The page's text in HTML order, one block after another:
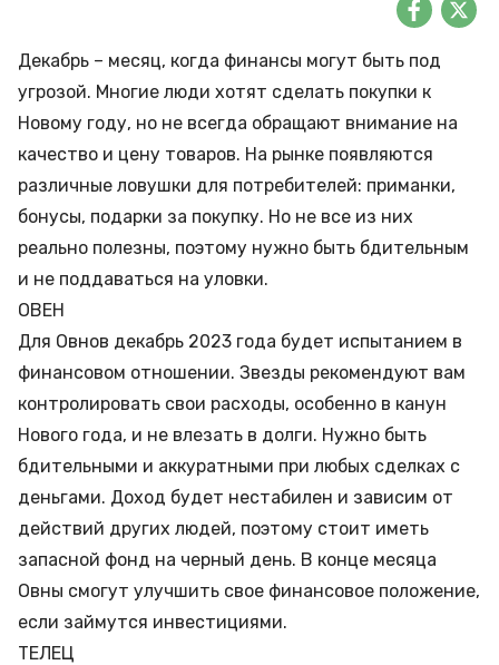
Декабрь – месяц, когда финансы могут быть под
угрозой. Многие люди хотят сделать покупки к
Новому году, но не всегда обращают внимание на
качество и цену товаров. На рынке появляются
различные ловушки для потребителей: приманки,
бонусы, подарки за покупку. Но не все из них
реально полезны, поэтому нужно быть бдительным
и не поддаваться на уловки.
ОВЕН
Для Овнов декабрь 2023 года будет испытанием в
финансовом отношении. Звезды рекомендуют вам
контролировать свои расходы, особенно в канун
Нового года, и не влезать в долги. Нужно быть
бдительными и аккуратными при любых сделках с
деньгами. Доход будет нестабилен и зависим от
действий других людей, поэтому стоит иметь
запасной фонд на черный день. В конце месяца
Овны смогут улучшить свое финансовое положение,
если займутся инвестициями.
ТЕЛЕЦ